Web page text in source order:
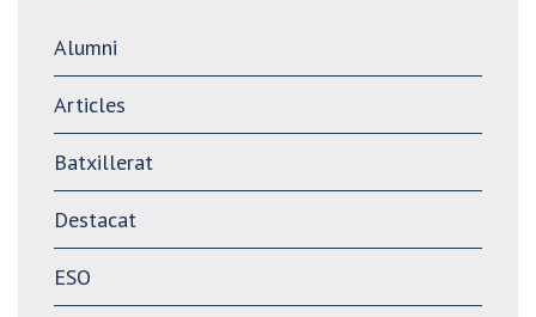
Alumni
Articles
Batxillerat
Destacat
ESO